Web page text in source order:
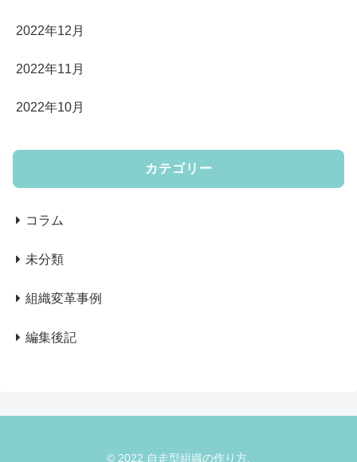
2022年12月
2022年11月
2022年10月
カテゴリー
コラム
未分類
組織変革事例
編集後記
© 2022 自走型組織の作り方.